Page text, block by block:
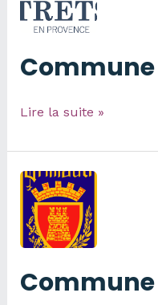
Commune
Commune
Trets
Lire la suite »